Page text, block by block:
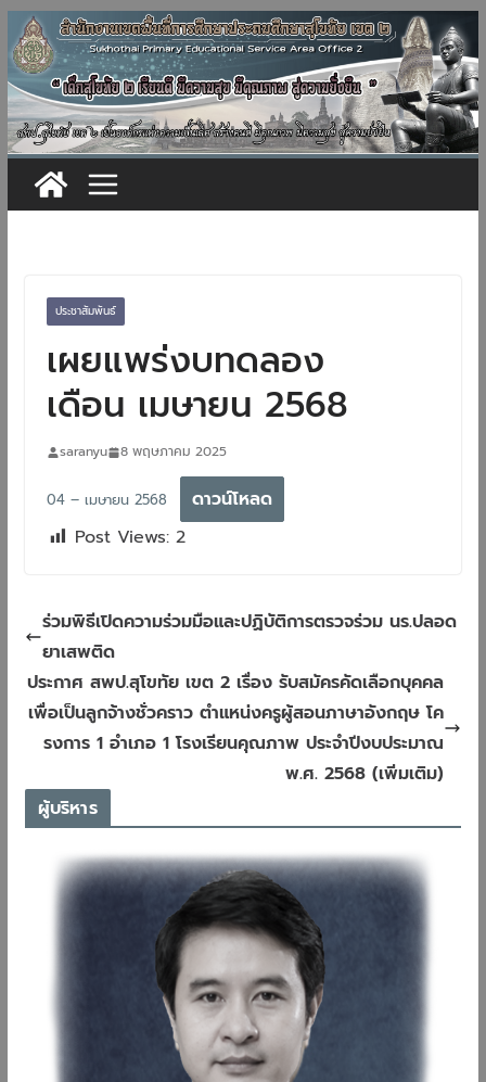
Skip
to
content
ประชาสัมพันธ์
เผยแพร่งบทดลอง
เดือน เมษายน 2568
saranyu 8 พฤษภาคม 2025
04 – เมษายน 2568
ดาวน์โหลด
Post Views: 2
ร่วมพิธีเปิดความร่วมมือและปฏิบัติการตรวจร่วม นร.ปลอด
ยาเสพติด
ประกาศ สพป.สุโขทัย เขต 2 เรื่อง รับสมัครคัดเลือกบุคคล
เพื่อเป็นลูกจ้างชั่วคราว ตำแหน่งครูผู้สอนภาษาอังกฤษ โค
รงการ 1 อำเภอ 1 โรงเรียนคุณภาพ ประจำปีงบประมาณ
พ.ศ. 2568 (เพิ่มเติม)
ผู้บริหาร